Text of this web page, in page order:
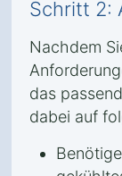
Schritt 2:
Nachdem
das
dabei auf